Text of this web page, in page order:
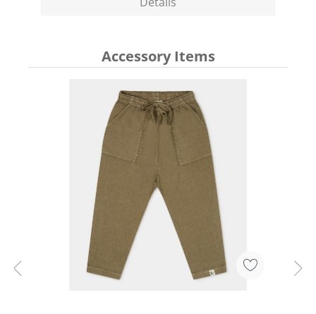
Accessory Items